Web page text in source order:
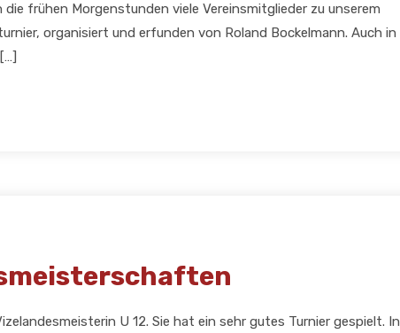
die frühen Morgenstunden viele Vereinsmitglieder zu unserem
organisiert und erfunden von Roland Bockelmann. Auch in
U 12. Sie hat ein sehr gutes Turnier gespielt. In